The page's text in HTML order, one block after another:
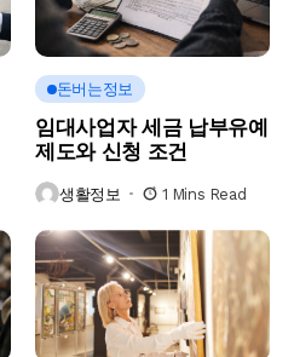
돈버는정보
임대사업자 세금 납부유예
제도와 신청 조건
생활정보 1 Mins Read